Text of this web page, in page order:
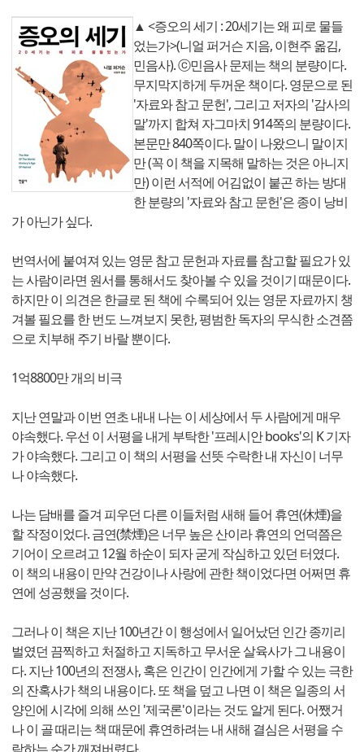
▲ <증오의 세기 : 20세기는 왜 피로 물들
었는가>(니얼 퍼거슨 지음, 이현주 옮김,
민음사). ⓒ민음사 문제는 책의 분량이다.
무지막지하게 두꺼운 책이다. 영문으로 된
'자료와 참고 문헌', 그리고 저자의 '감사의
말'까지 합쳐 자그마치 914쪽의 분량이다.
본문만 840쪽이다. 말이 나왔으니 말이지
만 (꼭 이 책을 지목해 말하는 것은 아니지
만) 이런 서적에 어김없이 붙곤 하는 방대
한 분량의 '자료와 참고 문헌'은 종이 낭비
가 아닌가 싶다.
번역서에 붙여져 있는 영문 참고 문헌과 자료를 참고할 필요가 있
는 사람이라면 원서를 통해서도 찾아볼 수 있을 것이기 때문이다.
하지만 이 의견은 한글로 된 책에 수록되어 있는 영문 자료까지 챙
겨볼 필요를 한 번도 느껴보지 못한, 평범한 독자의 무식한 소견쯤
으로 치부해 주기 바랄 뿐이다.
1억8800만 개의 비극
지난 연말과 이번 연초 내내 나는 이 세상에서 두 사람에게 매우
야속했다. 우선 이 서평을 내게 부탁한 '프레시안 books'의 K 기자
가 야속했다. 그리고 이 책의 서평을 선뜻 수락한 내 자신이 너무
나 야속했다.
나는 담배를 즐겨 피우던 다른 이들처럼 새해 들어 휴연(休煙)을
할 작정이었다. 금연(禁煙)은 너무 높은 산이라 휴연의 언덕쯤은
기어이 오르려고 12월 하순이 되자 굳게 작심하고 있던 터였다.
이 책의 내용이 만약 건강이나 사랑에 관한 책이었다면 어쩌면 휴
연에 성공했을 것이다.
그러나 이 책은 지난 100년간 이 행성에서 일어났던 인간 종끼리
벌였던 끔찍하고 처절하고 지독하고 무서운 살육사가 그 내용이
다. 지난 100년의 전쟁사, 혹은 인간이 인간에게 가할 수 있는 극한
의 잔혹사가 책의 내용이다. 또 책을 덮고 나면 이 책은 일종의 서
양인에 시각에 의해 쓰인 '제국론'이라는 것도 알게 된다. 어쨌거
나 이 골 때리는 책 때문에 휴연하려는 내 새해 결심은 서평을 수